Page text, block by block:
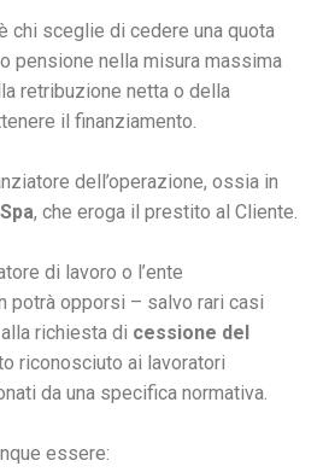
chi sceglie di cedere una quota
pensione nella misura massima
retribuzione netta o della
il finanziamento.
dell’operazione, ossia in
, che eroga il prestito al Cliente.
di lavoro o l’ente
potrà opporsi – salvo rari casi
richiesta di cessione del
riconosciuto ai lavoratori
da una specifica normativa.
essere: